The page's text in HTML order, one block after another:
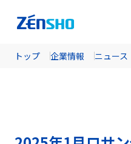
トップ 企業情報 ニュース